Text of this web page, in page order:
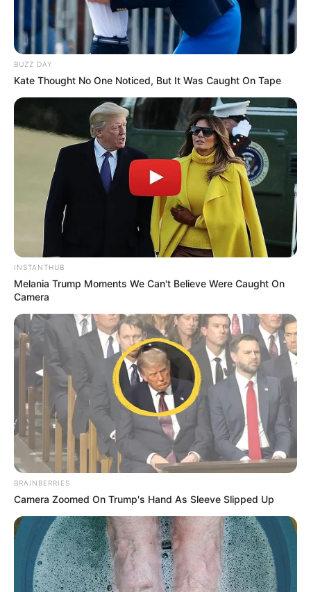
BUZZ DAY
Kate Thought No One Noticed, But It Was Caught On Tape
INSTANTHUB
Melania Trump Moments We Can't Believe Were Caught On
Camera
BRAINBERRIES
Camera Zoomed On Trump's Hand As Sleeve Slipped Up